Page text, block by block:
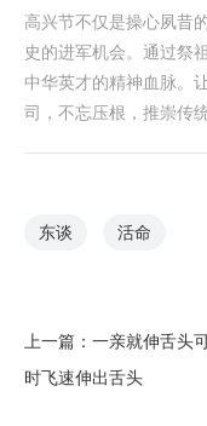
高兴节不仅是操心夙昔
史的进军机会。通过祭
中华英才的精神血脉。
司，不忘压根，推崇传
东谈 活命
上一篇： 一亲就伸舌头
时飞速伸出舌头